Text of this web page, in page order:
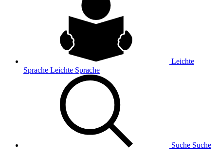
Leichte
Sprache Leichte Sprache
Suche Suche